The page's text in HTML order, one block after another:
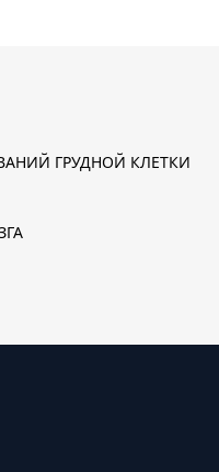
ГРУДНОЙ КЛЕТКИ